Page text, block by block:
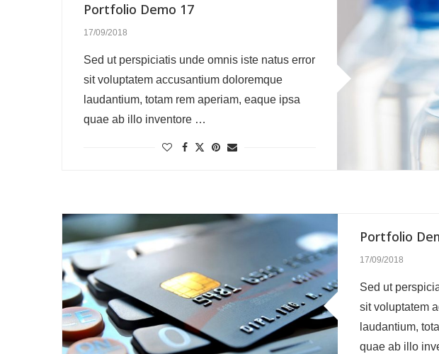
Portfolio Demo 17
17/09/2018
Sed ut perspiciatis unde omnis iste natus error
sit voluptatem accusantium doloremque
laudantium, totam rem aperiam, eaque ipsa
quae ab illo inventore …
Portfolio
17/09/2018
Sed ut
sit voluptatem
laudantium,
quae ab illo